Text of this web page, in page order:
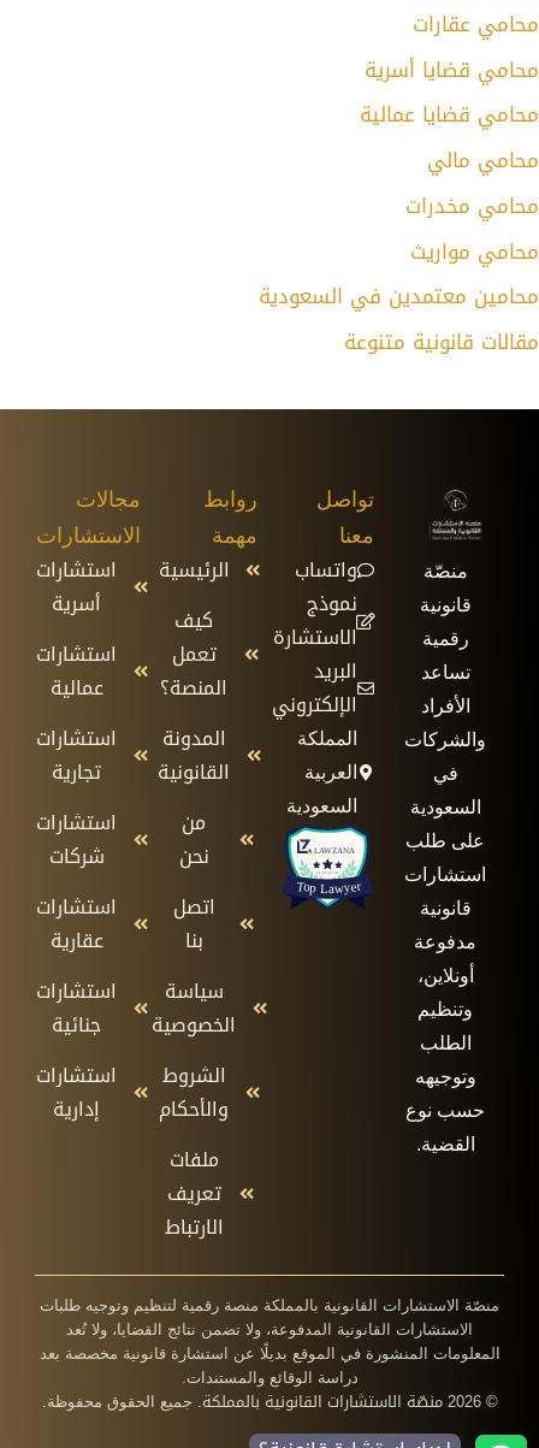
محامي عقارات
محامي قضايا أسرية
محامي قضايا عمالية
محامي مالي
محامي مخدرات
محامي مواريث
محامين معتمدين في السعودية
مقالات قانونية متنوعة
منصّة
قانونية
رقمية
تساعد
الأفراد
والشركات
في
السعودية
على طلب
استشارات
قانونية
مدفوعة
أونلاين،
وتنظيم
الطلب
وتوجيهه
حسب نوع
القضية.
روابط
مهمة
الرئيسية
كيف
تعمل
المنصة؟
المدونة
القانونية
من
نحن
اتصل
بنا
سياسة
الخصوصية
الشروط
والأحكام
ملفات
تعريف
الارتباط
مجالات
الاستشارات
استشارات
أسرية
استشارات
عمالية
استشارات
تجارية
استشارات
شركات
استشارات
عقارية
استشارات
جنائية
استشارات
إدارية
تواصل
معنا
واتساب
نموذج
الاستشارة
البريد
الإلكتروني
المملكة
العربية
السعودية
منصّة الاستشارات القانونية بالمملكة منصة رقمية لتنظيم وتوجيه طلبات
الاستشارات القانونية المدفوعة، ولا تضمن نتائج القضايا، ولا تُعد
المعلومات المنشورة في الموقع بديلًا عن استشارة قانونية مخصصة بعد
دراسة الوقائع والمستندات.
© 2026
منصّة الاستشارات القانونية بالمملكة. جميع الحقوق محفوظة.